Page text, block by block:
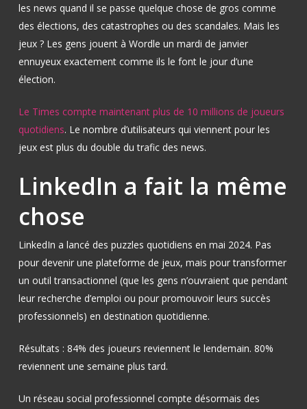
les news quand il se passe quelque chose de gros comme
des élections, des catastrophes ou des scandales. Mais les
jeux ? Les gens jouent à Wordle un mardi de janvier
ennuyeux exactement comme ils le font le jour d’une
élection.
Le Times compte maintenant plus de 10 millions de joueurs
quotidiens. Le nombre d’utilisateurs qui viennent pour les
jeux est plus du double du trafic des news.
LinkedIn a fait la même
chose
LinkedIn a lancé des puzzles quotidiens en mai 2024. Pas
pour devenir une plateforme de jeux, mais pour transformer
un outil transactionnel (que les gens n’ouvraient que pendant
leur recherche d’emploi ou pour promouvoir leurs succès
professionnels) en destination quotidienne.
Résultats : 84% des joueurs reviennent le lendemain. 80%
reviennent une semaine plus tard.
Un réseau social professionnel compte désormais des